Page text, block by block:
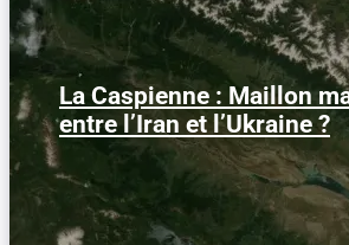
La Caspienne : Maillon
entre l’Iran et l’Ukraine ?
Samedi 25 juillet
ukrainiens ont
en mer Caspienne,